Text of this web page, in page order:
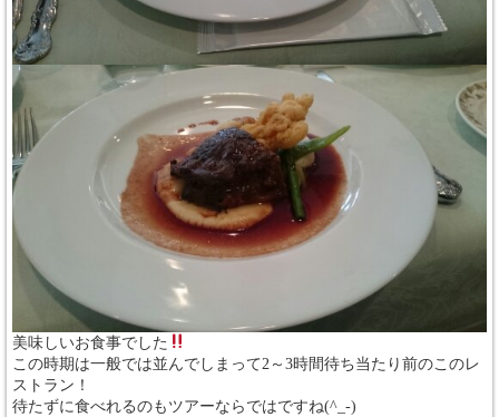
美味しいお食事でした
この時期は一般では並んでしまって2～3時間待ち当たり前のこのレ
ストラン！
待たずに食べれるのもツアーならではですね(^_-)